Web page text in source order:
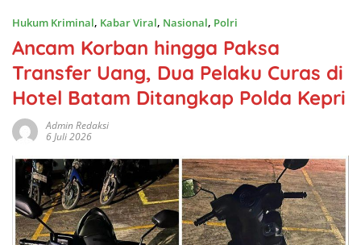
Hukum Kriminal, Kabar Viral, Nasional, Polri
Ancam Korban hingga Paksa
Transfer Uang, Dua Pelaku Curas di
Hotel Batam Ditangkap Polda Kepri
Admin Redaksi
6 Juli 2026